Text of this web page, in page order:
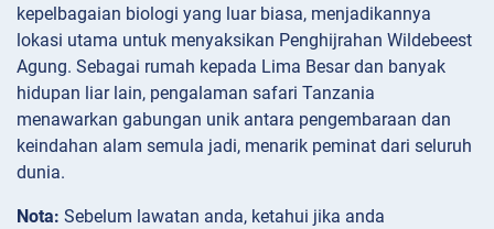
kepelbagaian biologi yang luar biasa, menjadikannya
lokasi utama untuk menyaksikan Penghijrahan Wildebeest
Agung. Sebagai rumah kepada Lima Besar dan banyak
hidupan liar lain, pengalaman safari Tanzania
menawarkan gabungan unik antara pengembaraan dan
keindahan alam semula jadi, menarik peminat dari seluruh
dunia.
Nota: Sebelum lawatan anda, ketahui jika anda